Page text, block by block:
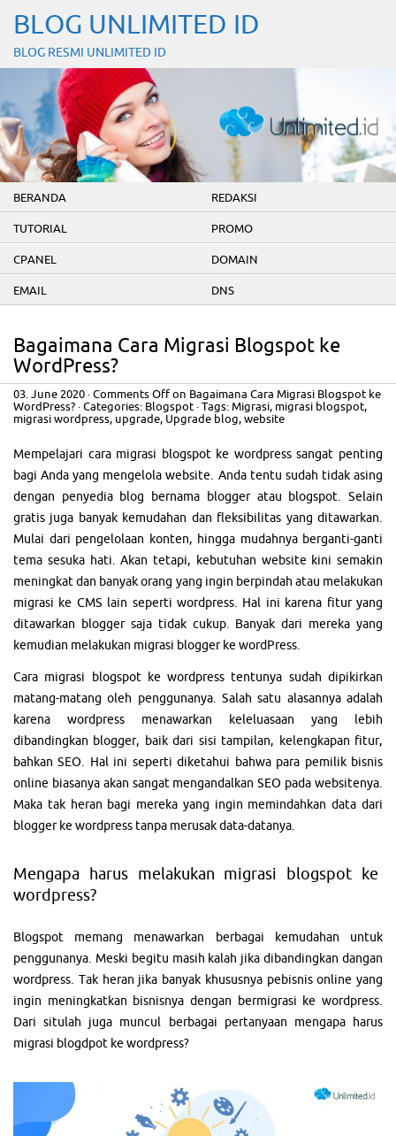
BLOG UNLIMITED ID
BLOG RESMI UNLIMITED ID
BERANDA REDAKSI
TUTORIAL PROMO
CPANEL DOMAIN
EMAIL DNS
Bagaimana Cara Migrasi Blogspot ke
WordPress?
03. June 2020 · Comments Off on Bagaimana Cara Migrasi Blogspot ke
WordPress? · Categories: Blogspot · Tags: Migrasi, migrasi blogspot,
migrasi wordpress, upgrade, Upgrade blog, website
Mempelajari cara migrasi blogspot ke wordpress sangat penting
bagi Anda yang mengelola website. Anda tentu sudah tidak asing
dengan penyedia blog bernama blogger atau blogspot. Selain
gratis juga banyak kemudahan dan fleksibilitas yang ditawarkan.
Mulai dari pengelolaan konten, hingga mudahnya berganti-ganti
tema sesuka hati. Akan tetapi, kebutuhan website kini semakin
meningkat dan banyak orang yang ingin berpindah atau melakukan
migrasi ke CMS lain seperti wordpress. Hal ini karena fitur yang
ditawarkan blogger saja tidak cukup. Banyak dari mereka yang
kemudian melakukan migrasi blogger ke wordPress.
Cara migrasi blogspot ke wordpress tentunya sudah dipikirkan
matang-matang oleh penggunanya. Salah satu alasannya adalah
karena wordpress menawarkan keleluasaan yang lebih
dibandingkan blogger, baik dari sisi tampilan, kelengkapan fitur,
bahkan SEO. Hal ini seperti diketahui bahwa para pemilik bisnis
online biasanya akan sangat mengandalkan SEO pada websitenya.
Maka tak heran bagi mereka yang ingin memindahkan data dari
blogger ke wordpress tanpa merusak data-datanya.
Mengapa harus melakukan migrasi blogspot ke
wordpress?
Blogspot memang menawarkan berbagai kemudahan untuk
penggunanya. Meski begitu masih kalah jika dibandingkan dangan
wordpress. Tak heran jika banyak khususnya pebisnis online yang
ingin meningkatkan bisnisnya dengan bermigrasi ke wordpress.
Dari situlah juga muncul berbagai pertanyaan mengapa harus
migrasi blogdpot ke wordpress?